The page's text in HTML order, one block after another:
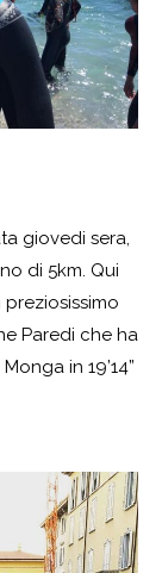
giovedi sera,
di 5km. Qui
Paredi che ha
in 19’14”